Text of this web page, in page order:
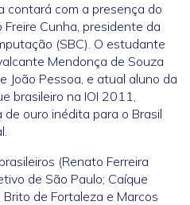
contará com a presença do
Cunha, presidente da
(SBC). O estudante
Mendonça de Souza
João Pessoa, e atual aluno da
brasileiro na IOI 2011,
ouro inédita para o Brasil
(Renato Ferreira
de São Paulo; Caíque
Brito de Fortaleza e Marcos